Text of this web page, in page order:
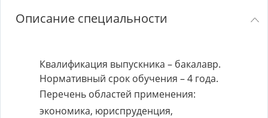
Описание специальности
Квалификация выпускника – бакалавр.
Нормативный срок обучения – 4 года.
Перечень областей применения:
экономика, юриспруденция,